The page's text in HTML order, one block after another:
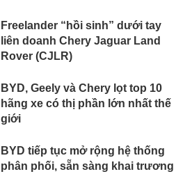
Freelander “hồi sinh” dưới tay
liên doanh Chery Jaguar Land
Rover (CJLR)
BYD, Geely và Chery lọt top 10
hãng xe có thị phần lớn nhất thế
giới
BYD tiếp tục mở rộng hệ thống
phân phối, sẵn sàng khai trương